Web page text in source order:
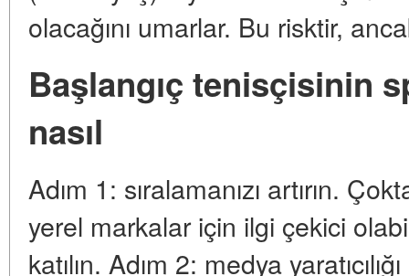
olacağını umarlar. Bu risktir, ancak
Başlangıç tenisçisinin
nasıl
Adım 1: sıralamanızı artırın.
yerel markalar için ilgi çekici
katılın. Adım 2: medya